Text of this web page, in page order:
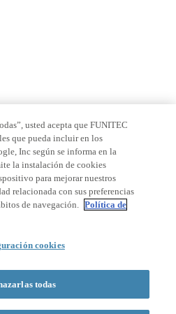
- URL |
usted acepta que FUNITEC
que pueda incluir en los
Inc según se informa en la
la instalación de cookies
para mejorar nuestros
relacionada con sus preferencias
de navegación. Política de
cookies
todas